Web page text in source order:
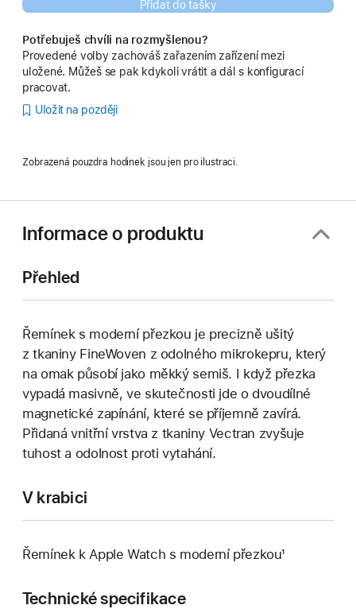
Přidat do tašky
Potřebuješ chvíli na rozmyšlenou?
Provedené volby zachováš zařazením zařízení mezi
uložené. Můžeš se pak kdykoli vrátit a dál s konfigurací
pracovat.
Uložit na později
Zobrazená pouzdra hodinek jsou jen pro ilustraci.
Informace o produktu
Přehled
Řemínek s moderní přezkou je precizně ušitý
z tkaniny FineWoven z odolného mikrokepru, který
na omak působí jako měkký semiš. I když přezka
vypadá masivně, ve skutečnosti jde o dvoudílné
magnetické zapínání, které se příjemně zavírá.
Přidaná vnitřní vrstva z tkaniny Vectran zvyšuje
tuhost a odolnost proti vytahání.
V krabici
Řemínek k Apple Watch s moderní přezkou¹
Technické specifikace